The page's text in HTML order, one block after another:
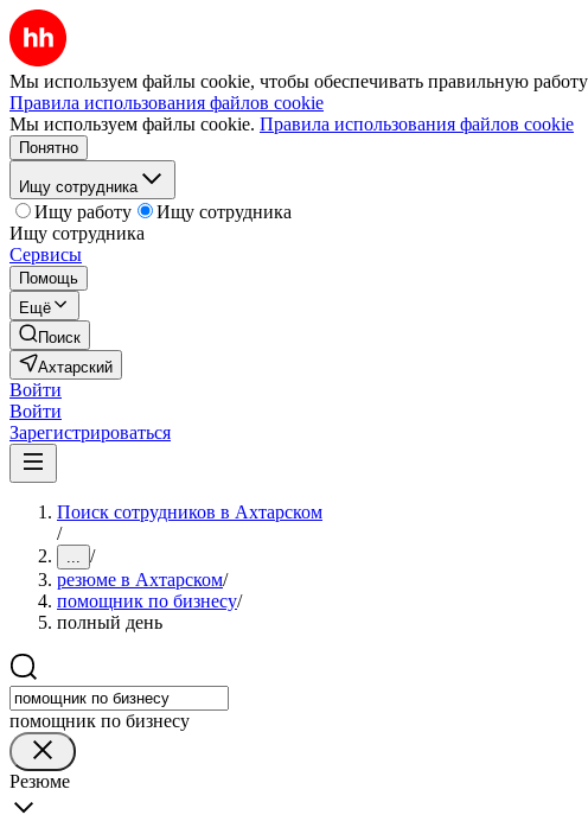
Мы используем файлы cookie, чтобы обеспечивать правильную
Правила использования файлов cookie
Мы используем файлы cookie. Правила использования файлов cookie
Понятно
Ищу сотрудника
Ищу работу
Ищу сотрудника
Ищу сотрудника
Сервисы
Помощь
Ещё
Поиск
Ахтарский
Войти
Войти
Зарегистрироваться
Поиск сотрудников в Ахтарском
/
... /
резюме в Ахтарском/
помощник по бизнесу/
полный день
помощник по бизнесу
Резюме